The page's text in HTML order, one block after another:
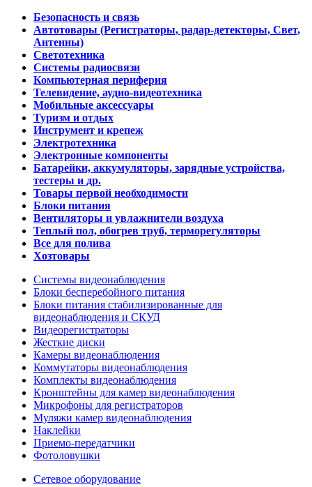
Безопасность и связь
Автотовары (Регистраторы, радар-детекторы, Свет,
Антенны)
Светотехника
Системы радиосвязи
Компьютерная периферия
Телевидение, аудио-видеотехника
Мобильные аксессуары
Туризм и отдых
Инструмент и крепеж
Электротехника
Электронные компоненты
Батарейки, аккумуляторы, зарядные устройства,
тестеры и др.
Товары первой необходимости
Блоки питания
Вентиляторы и увлажнители воздуха
Теплый пол, обогрев труб, терморегуляторы
Все для полива
Хозтовары
Системы видеонаблюдения
Блоки бесперебойного питания
Блоки питания стабилизированные для
видеонаблюдения и СКУД
Видеорегистраторы
Жесткие диски
Камеры видеонаблюдения
Коммутаторы видеонаблюдения
Комплекты видеонаблюдения
Кронштейны для камер видеонаблюдения
Микрофоны для регистраторов
Муляжи камер видеонаблюдения
Наклейки
Приемо-передатчики
Фотоловушки
Сетевое оборудование